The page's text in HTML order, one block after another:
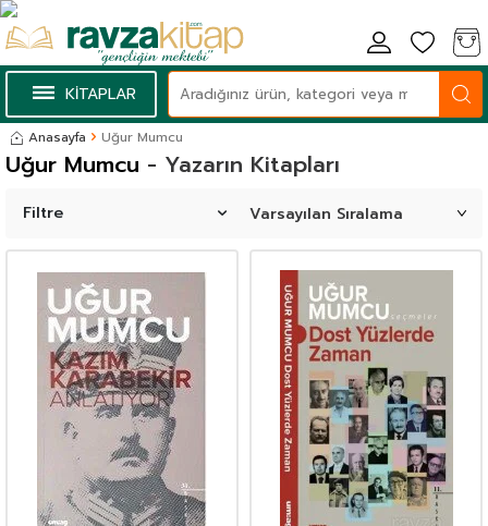
KİTAPLAR
Anasayfa Uğur Mumcu
- Yazarın Kitapları
Uğur Mumcu
Filtre